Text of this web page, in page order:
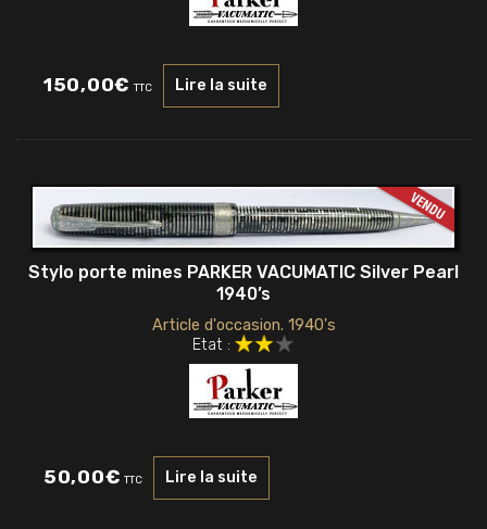
150,00€ TTC Lire la suite
Stylo porte mines PARKER VACUMATIC Silver Pearl
1940’s
Article d'occasion. 1940's
Etat :
50,00€ TTC Lire la suite